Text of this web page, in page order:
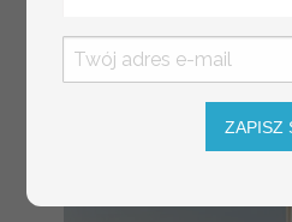
numerki na stół weselny,
dekoracja stołów
ZAPISZ